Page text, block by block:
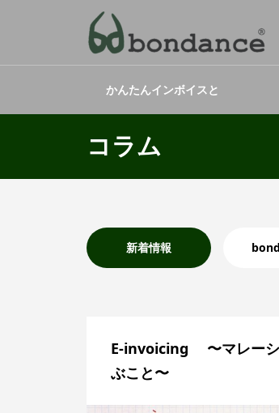
かんたんインボイスと
コラム
新着情報
E-invoicing 〜マレーシ
ぶこと〜